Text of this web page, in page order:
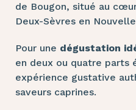
de Bougon, situé au
Deux-Sèvres en
Pour une dégustation
en deux ou quatre parts
expérience gustative
saveurs caprines.